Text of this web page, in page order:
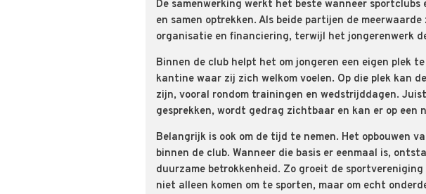
De samenwerking werkt het beste wanneer
en samen optrekken. Als beide partijen de
organisatie en financiering, terwijl het jongerenwerk
Binnen de club helpt het om jongeren een eigen plek
kantine waar zij zich welkom voelen. Op die plek kan
zijn, vooral rondom trainingen en wedstrijddagen.
gesprekken, wordt gedrag zichtbaar en kan er op een
Belangrijk is ook om de tijd te nemen. Het opbouwen
binnen de club. Wanneer die basis er eenmaal is,
duurzame betrokkenheid. Zo groeit de
niet alleen komen om te sporten, maar om echt